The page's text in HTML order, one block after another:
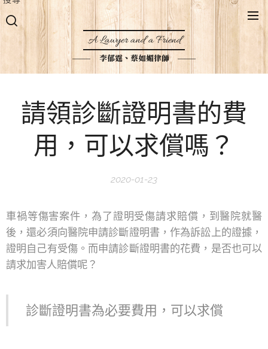
A Lawyer and a Friend
李郁霆、蔡如媚律師
請領診斷證明書的費
用，可以求償嗎？
2020-01-23
車禍等傷害案件，為了證明受傷請求賠償，到醫院就醫
後，還必須向醫院申請診斷證明書，作為訴訟上的證據，
證明自己有受傷。而申請診斷證明書的花費，是否也可以
請求加害人賠償呢？
診斷證明書為必要費用，可以求償